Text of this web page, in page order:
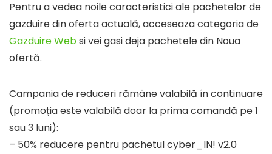
Pentru a vedea noile caracteristici ale pachetelor de
gazduire din oferta actuală, acceseaza categoria de
Gazduire Websi vei gasi deja pachetele din Noua
ofertă.
Campania de reduceri rămâne valabilă în continuare
(promoția este valabilă doar la prima comandă pe 1
sau 3 luni):
– 50% reducere pentru pachetul cyber_IN! v2.0